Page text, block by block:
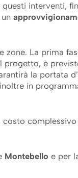
questi interventi,
zone. La prima
progetto, è
la portata
in
costo
Montebello e per